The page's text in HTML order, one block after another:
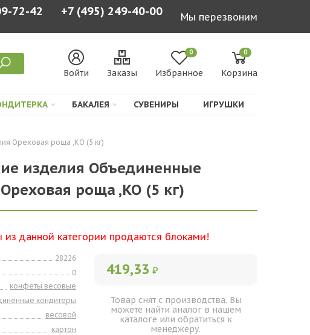
72-42 +7 (495) 249-40-00 Мы перезвоним
Войти Заказы
0
Избранное
0
Корзина
БАКАЛЕЯ СУВЕНИРЫ ИГРУШКИ
Ореховая роща ,КО (5 кг)
изделия Объединенные
роща ,КО (5 кг)
данной категории продаются блоками!
28226
0
конфеты весовые
кондитеры
весовой
картон
419,33 ₽
Товар снят с производства. Вы
можете найти аналог в нашем
каталоге или обратиться к
менеджеру.